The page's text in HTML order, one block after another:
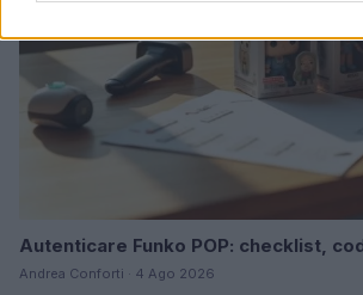
Autenticare Funko POP: checklist,
Andrea Conforti · 4 Ago 2026